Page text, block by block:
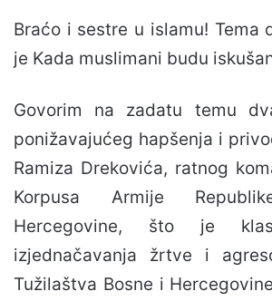
Braćo i sestre u islamu! Tema
je Kada muslimani budu
Govorim na zadatu temu
ponižavajućeg hapšenja i
Ramiza Drekovića, ratnog
Korpusa Armije
Hercegovine, što je
izjednačavanja žrtve i
Tužilaštva Bosne i